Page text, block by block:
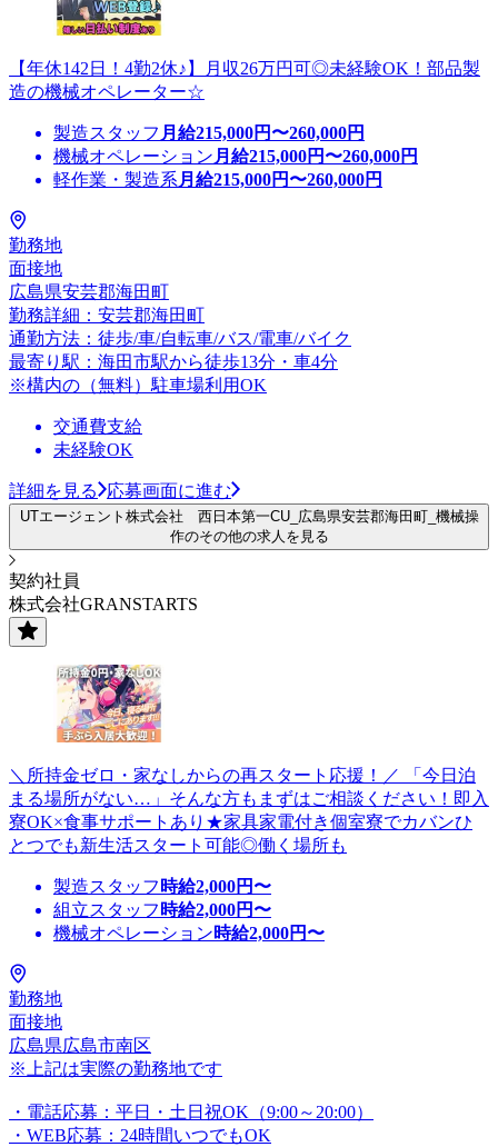
【年休142日！4勤2休♪】月収26万円可◎未経験OK！部品製
造の機械オペレーター☆
製造スタッフ 月給215,000円〜260,000円
機械オペレーション 月給215,000円〜260,000円
軽作業・製造系 月給215,000円〜260,000円
勤務地
面接地
広島県安芸郡海田町
勤務詳細：安芸郡海田町
通勤方法：徒歩/車/自転車/バス/電車/バイク
最寄り駅：海田市駅から徒歩13分・車4分
※構内の（無料）駐車場利用OK
交通費支給
未経験OK
詳細を見る 応募画面に進む
UTエージェント株式会社 西日本第一CU_広島県安芸郡海田町_機械操
作のその他の求人を見る
契約社員
株式会社GRANSTARTS
＼所持金ゼロ・家なしからの再スタート応援！／ 「今日泊
まる場所がない…」そんな方もまずはご相談ください！即入
寮OK×食事サポートあり★家具家電付き個室寮でカバンひ
とつでも新生活スタート可能◎働く場所も
製造スタッフ 時給2,000円〜
組立スタッフ 時給2,000円〜
機械オペレーション時給2,000円〜
勤務地
面接地
広島県広島市南区
※上記は実際の勤務地です
・電話応募：平日・土日祝OK（9:00～20:00）
・WEB応募：24時間いつでもOK